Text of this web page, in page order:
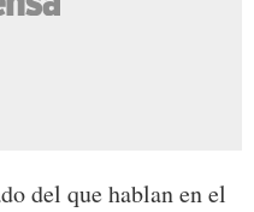
del que hablan en el